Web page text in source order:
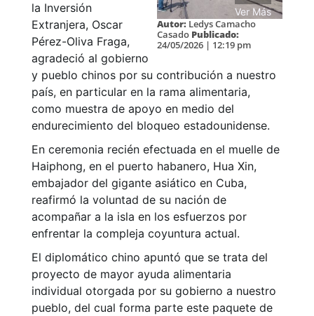
Ver Más
Autor: Ledys Camacho
Casado Publicado:
24/05/2026 | 12:19 pm
la Inversión
Extranjera, Oscar
Pérez-Oliva Fraga,
agradeció al gobierno
y pueblo chinos por su contribución a nuestro
país, en particular en la rama alimentaria,
como muestra de apoyo en medio del
endurecimiento del bloqueo estadounidense.
En ceremonia recién efectuada en el muelle de
Haiphong, en el puerto habanero, Hua Xin,
embajador del gigante asiático en Cuba,
reafirmó la voluntad de su nación de
acompañar a la isla en los esfuerzos por
enfrentar la compleja coyuntura actual.
El diplomático chino apuntó que se trata del
proyecto de mayor ayuda alimentaria
individual otorgada por su gobierno a nuestro
pueblo, del cual forma parte este paquete de